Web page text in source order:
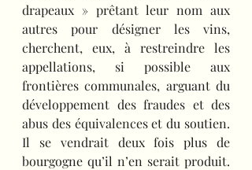
drapeaux » prêtant leur nom aux
autres pour désigner les vins,
cherchent, eux, à restreindre les
appellations, si possible aux
frontières communales, arguant du
développement des fraudes et des
abus des équivalences et du soutien.
Il se vendrait deux fois plus de
bourgogne qu’il n’en serait produit.